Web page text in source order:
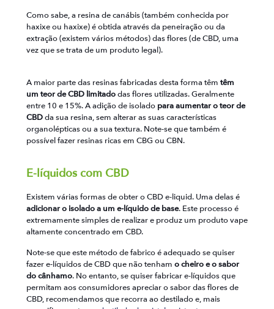
Como sabe, a resina de canábis (também conhecida por
haxixe ou haxixe) é obtida através da peneiração ou da
extração (existem vários métodos) das flores (de CBD, uma
vez que se trata de um produto legal).
A maior parte das resinas fabricadas desta forma têm têm
um teor de CBD limitadodas flores utilizadas. Geralmente
entre 10 e 15%. A adição de isolado para aumentar o teor de
CBDda sua resina, sem alterar as suas características
organolépticas ou a sua textura. Note-se que também é
possível fazer resinas ricas em CBG ou CBN.
E-líquidos com CBD
Existem várias formas de obter o CBD e-liquid. Uma delas é
adicionar o isolado a um e-líquido de base. Este processo é
extremamente simples de realizar e produz um produto vape
altamente concentrado em CBD.
Note-se que este método de fabrico é adequado se quiser
fazer e-líquidos de CBD que não tenham o cheiro e o sabor
do cânhamo. No entanto, se quiser fabricar e-líquidos que
permitam aos consumidores apreciar o sabor das flores de
CBD, recomendamos que recorra ao destilado e, mais